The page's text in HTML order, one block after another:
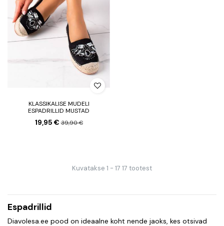
KLASSIKALISE MUDELI
ESPADRILLID MUSTAD
19,95 €39,90 €
Kuvatakse 1 - 17 17 tootest
Espadrillid
Diavolesa.ee pood on ideaalne koht nende jaoks, kes otsivad